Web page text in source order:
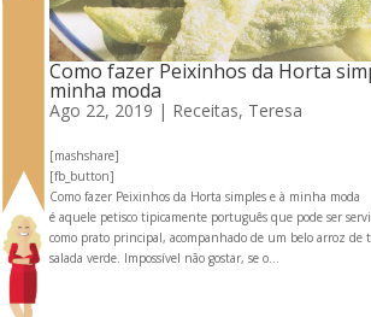
Como fazer Peixinhos da Horta
minha moda
Ago 22, 2019 | Receitas, Teresa
[mashshare]
[fb_button]
Como fazer Peixinhos da Horta simples e à minha
é aquele petisco tipicamente português que pode ser
como prato principal, acompanhado de um belo arroz de
salada verde. Impossível não gostar, se o...